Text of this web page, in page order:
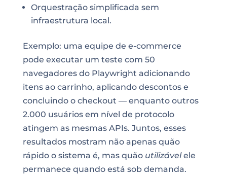
Orquestração simplificada sem
infraestrutura local.
Exemplo: uma equipe de e-commerce
pode executar um teste com 50
navegadores do Playwright adicionando
itens ao carrinho, aplicando descontos e
concluindo o checkout — enquanto outros
2.000 usuários em nível de protocolo
atingem as mesmas APIs. Juntos, esses
resultados mostram não apenas quão
rápido o sistema é, mas quão utilizávelele
permanece quando está sob demanda.